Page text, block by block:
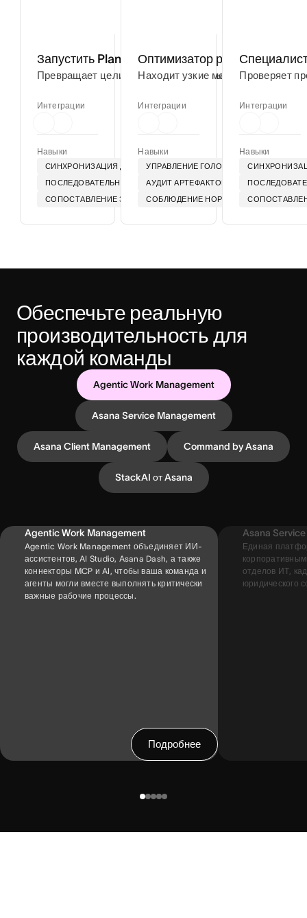
Запустить Planner
Превращает цели проекта в пошаговые хронологии,
Навыки
СИНХРОНИЗАЦИЯ ДОРОЖНЫХ КАРТ
ПОСЛЕДОВАТЕЛЬНОСТЬ ВЫХОДА НА РЫНОК
СОПОСТАВЛЕНИЕ ЗАВИСИМОСТЕЙ
Интеграции
Оптимизатор рабочих
Находит узкие места в ваших
Навыки
УПРАВЛЕНИЕ ГОЛОСОМ
АУДИТ АРТЕФАКТОВ
СОБЛЮДЕНИЕ НОРМАТИВОВ В
Интеграции
Проверяет
Навыки
Интеграции
Обеспечьте реальную
производительность для
каждой команды
Agentic Work Management
Asana Service Management
Asana Client Management Command by Asana
StackAI от Asana
Agentic Work Management
Agentic Work Management объединяет ИИ-
ассистентов, AI Studio, Asana Dash, а также
коннекторы MCP и AI, чтобы ваша команда и
агенты могли вместе выполнять критически
важные рабочие процессы.
Подробнее
Asana
Единая
отделов ИТ,
юридического